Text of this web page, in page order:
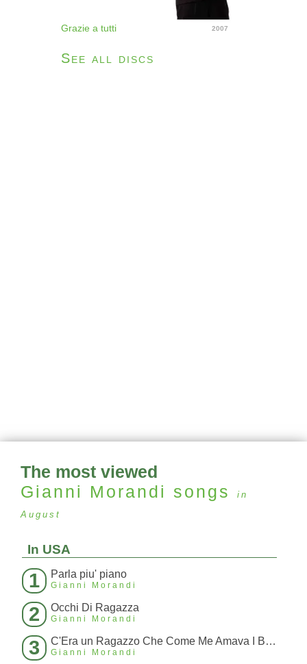
Grazie a tutti 2007
See all discs
The most viewed
Gianni Morandi songs
in
August
In USA
1 Parla piu' piano
Gianni Morandi
2 Occhi Di Ragazza
Gianni Morandi
3 C'Era un Ragazzo Che Come Me Amava I Beatles E I Rolling Stones
Gianni Morandi